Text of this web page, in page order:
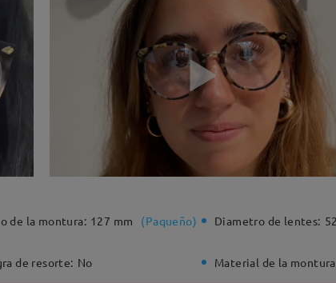
de la montura: 127 mm (Paqueño) Diametro de lentes:
de resorte: No Material de la